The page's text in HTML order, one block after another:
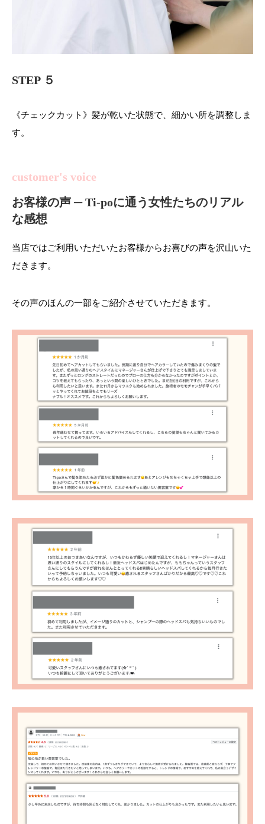
STEP ５
《チェックカット》髪が乾いた状態で、細かい所を調整しま
す。
customer's voice
お客様の声 ─ Ti-poに通う女性たちのリアル
な感想
当店ではご利用いただいたお客様からお喜びの声を沢山いた
だきます。
その声のほんの一部をご紹介させていただきます。